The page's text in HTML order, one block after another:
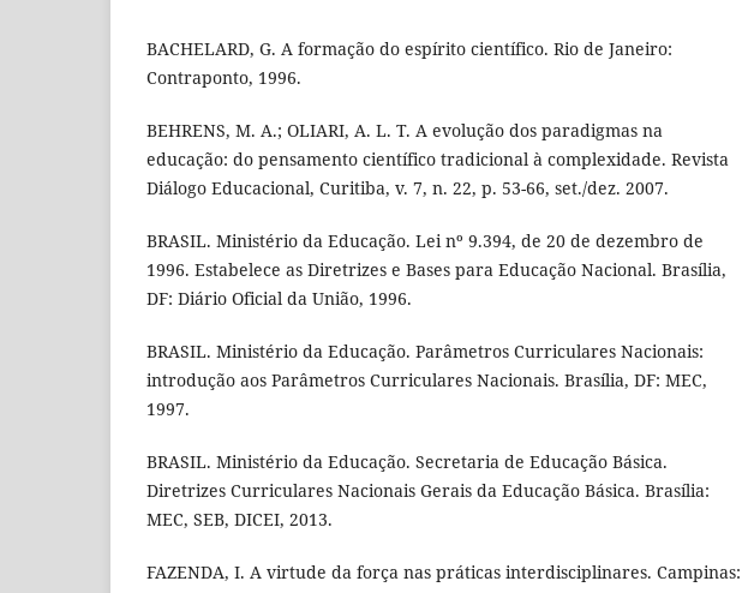
BACHELARD, G. A formação do espírito científico. Rio de Janeiro:
Contraponto, 1996.
BEHRENS, M. A.; OLIARI, A. L. T. A evolução dos paradigmas na
educação: do pensamento científico tradicional à complexidade. Revista
Diálogo Educacional, Curitiba, v. 7, n. 22, p. 53-66, set./dez. 2007.
BRASIL. Ministério da Educação. Lei nº 9.394, de 20 de dezembro de
1996. Estabelece as Diretrizes e Bases para Educação Nacional. Brasília,
DF: Diário Oficial da União, 1996.
BRASIL. Ministério da Educação. Parâmetros Curriculares Nacionais:
introdução aos Parâmetros Curriculares Nacionais. Brasília, DF: MEC,
1997.
BRASIL. Ministério da Educação. Secretaria de Educação Básica.
Diretrizes Curriculares Nacionais Gerais da Educação Básica. Brasília:
MEC, SEB, DICEI, 2013.
FAZENDA, I. A virtude da força nas práticas interdisciplinares. Campinas: